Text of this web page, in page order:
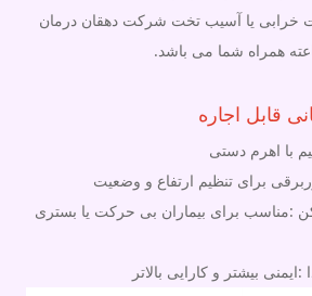
خرابی یا آسیب تخت شرکت دهقان درمان
قابل اجاره
با اهرم دستی
برای تنظیم ارتفاع و وضعیت
برای بیماران بی حرکت یا بستری
بیشتر و کارایی بالاتر